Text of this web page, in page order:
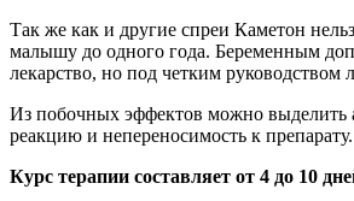
Так же как и другие спреи Каметон
малышу до одного года. Беременным
лекарство, но под четким руководством
Из побочных эффектов можно выделить
реакцию и непереносимость к препарату.
Курс терапии составляет от 4 до 10